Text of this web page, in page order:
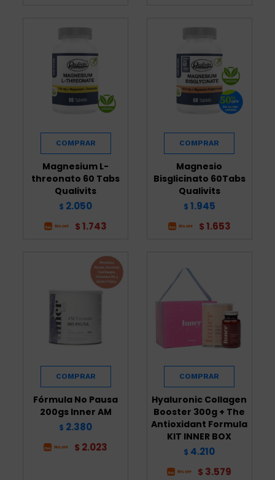
Magnesium L-
threonato 60 Tabs
Qualivits
$ 2.050
$ 1.743
Magnesio
Bisglicinato 60Tabs
Qualivits
$ 1.945
$ 1.653
Fórmula No Pausa
200gs Inner AM
$ 2.380
$ 2.023
Hyaluronic Collagen
Booster 300g + The
Antioxidant Formula
KIT INNER BOX
$ 4.210
$ 3.579